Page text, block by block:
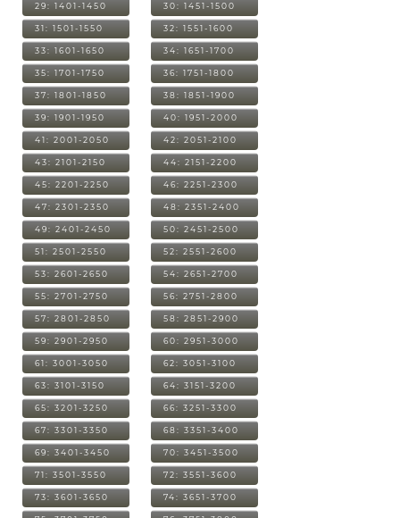
29: 1401-1450 30: 1451-1500
31: 1501-1550 32: 1551-1600
33: 1601-1650 34: 1651-1700
35: 1701-1750 36: 1751-1800
37: 1801-1850 38: 1851-1900
39: 1901-1950 40: 1951-2000
41: 2001-2050 42: 2051-2100
43: 2101-2150 44: 2151-2200
45: 2201-2250 46: 2251-2300
47: 2301-2350 48: 2351-2400
49: 2401-2450 50: 2451-2500
51: 2501-2550 52: 2551-2600
53: 2601-2650 54: 2651-2700
55: 2701-2750 56: 2751-2800
57: 2801-2850 58: 2851-2900
59: 2901-2950 60: 2951-3000
61: 3001-3050 62: 3051-3100
63: 3101-3150 64: 3151-3200
65: 3201-3250 66: 3251-3300
67: 3301-3350 68: 3351-3400
69: 3401-3450 70: 3451-3500
71: 3501-3550 72: 3551-3600
73: 3601-3650 74: 3651-3700